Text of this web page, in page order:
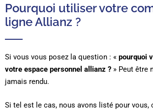
Pourquoi utiliser votre
ligne Allianz ?
Si vous vous posez la question : « pourquoi
votre espace personnel allianz ? » Peut être
jamais rendu.
Si tel est le cas, nous avons listé pour vous,